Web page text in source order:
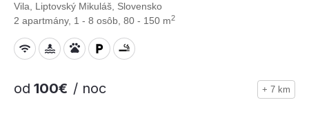
Vila, Liptovský Mikuláš, Slovensko
2 apartmány, 1 - 8 osôb, 80 - 150 m2
od 100€ / noc + 7 km